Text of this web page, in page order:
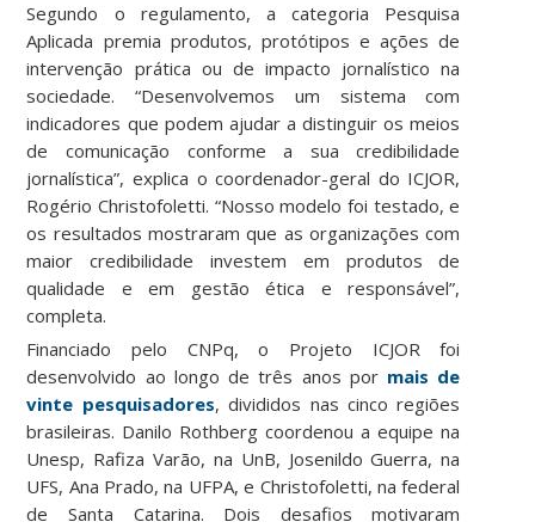
Segundo o regulamento, a categoria Pesquisa
Aplicada premia produtos, protótipos e ações de
intervenção prática ou de impacto jornalístico na
sociedade. “Desenvolvemos um sistema com
indicadores que podem ajudar a distinguir os meios
de comunicação conforme a sua credibilidade
jornalística”, explica o coordenador-geral do ICJOR,
Rogério Christofoletti. “Nosso modelo foi testado, e
os resultados mostraram que as organizações com
maior credibilidade investem em produtos de
qualidade e em gestão ética e responsável”,
completa.
Financiado pelo CNPq, o Projeto ICJOR foi
desenvolvido ao longo de três anos por mais de
vinte pesquisadores, divididos nas cinco regiões
brasileiras. Danilo Rothberg coordenou a equipe na
Unesp, Rafiza Varão, na UnB, Josenildo Guerra, na
UFS, Ana Prado, na UFPA, e Christofoletti, na federal
de Santa Catarina. Dois desafios motivaram